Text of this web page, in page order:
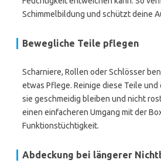
Schimmelbildung und schützt deine
Bewegliche Teile pflegen
Scharniere, Rollen oder Schlösser
etwas Pflege. Reinige diese Teile
sie geschmeidig bleiben und nicht
einen einfacheren Umgang mit der
Funktionstüchtigkeit.
Abdeckung bei längerer